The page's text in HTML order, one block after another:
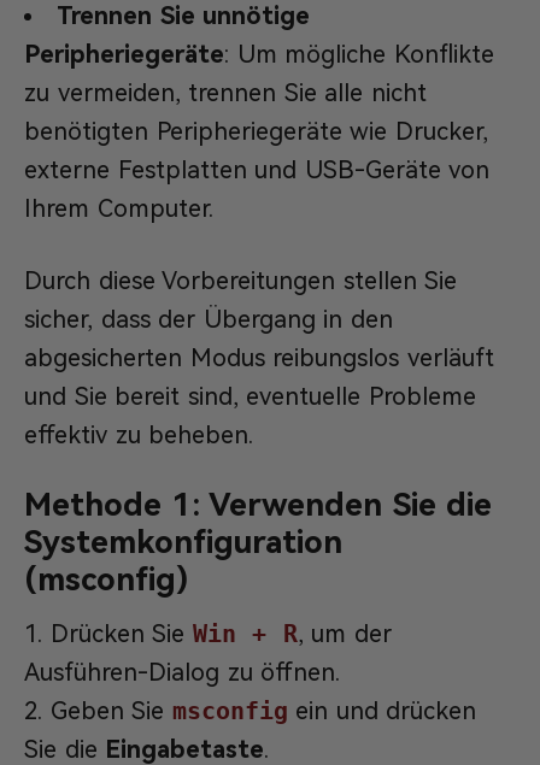
Trennen Sie unnötige
Peripheriegeräte: Um mögliche Konflikte
zu vermeiden, trennen Sie alle nicht
benötigten Peripheriegeräte wie Drucker,
externe Festplatten und USB-Geräte von
Ihrem Computer.
Durch diese Vorbereitungen stellen Sie
sicher, dass der Übergang in den
abgesicherten Modus reibungslos verläuft
und Sie bereit sind, eventuelle Probleme
effektiv zu beheben.
Methode 1: Verwenden Sie die
Systemkonfiguration
(msconfig)
Drücken Sie Win + R, um der
Ausführen-Dialog zu öffnen.
Geben Sie msconfig ein und drücken
Sie die Eingabetaste.